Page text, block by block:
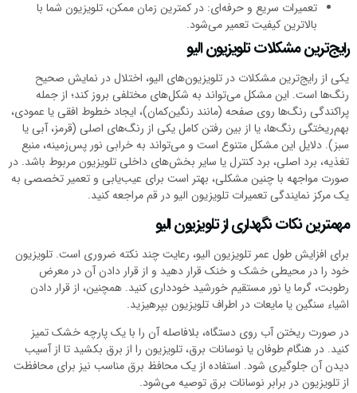
تعمیرات سریع و حرفه‌ای: در کمترین زمان ممکن، تلویزیون شما با
بالاترین کیفیت تعمیر می‌شود.
رایج‌ترین مشکلات تلویزیون الیو
یکی از رایج‌ترین مشکلات در تلویزیون‌های الیو، اختلال در نمایش صحیح
رنگ‌ها است. این مشکل می‌تواند به شکل‌های مختلفی بروز کند؛ از جمله
پراکندگی رنگ‌ها روی صفحه (مانند رنگین‌کمان)، ایجاد خطوط افقی یا عمودی،
بهم‌ریختگی رنگ‌ها، یا از بین رفتن کامل یکی از رنگ‌های اصلی (قرمز، آبی یا
سبز). دلایل این مشکل متنوع است و می‌تواند به خرابی نور پس‌زمینه، منبع
تغذیه، برد اصلی، برد کنترل یا سایر بخش‌های داخلی تلویزیون مربوط باشد. در
صورت مواجهه با چنین مشکلی، بهتر است برای عیب‌یابی و تعمیر تخصصی به
یک مرکز نمایندگی تعمیرات تلویزیون الیو در قم مراجعه کنید.
مهمترین نکات نگهداری از تلویزیون الیو
برای افزایش طول عمر تلویزیون الیو، رعایت چند نکته ضروری است. تلویزیون
خود را در محیطی خشک و خنک قرار دهید و از قرار دادن آن در معرض
رطوبت، گرما یا نور مستقیم خورشید خودداری کنید. همچنین، از قرار دادن
اشیاء سنگین یا مایعات در اطراف تلویزیون بپرهیزید.
در صورت ریختن آب روی دستگاه، بلافاصله آن را با یک پارچه خشک تمیز
کنید. در هنگام طوفان یا نوسانات برق، تلویزیون را از برق بکشید تا از آسیب
دیدن آن جلوگیری شود. استفاده از یک محافظ برق مناسب نیز برای محافظت
از تلویزیون در برابر نوسانات برق توصیه می‌شود.